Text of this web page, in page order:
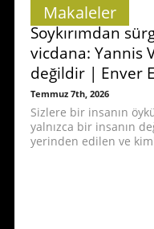
Makaleler
Soykırımdan
vicdana: Yannis
değildir | Enver
Temmuz 7th, 2026
Sizlere bir insanın
yalnızca bir insanın
yerinden edilen ve